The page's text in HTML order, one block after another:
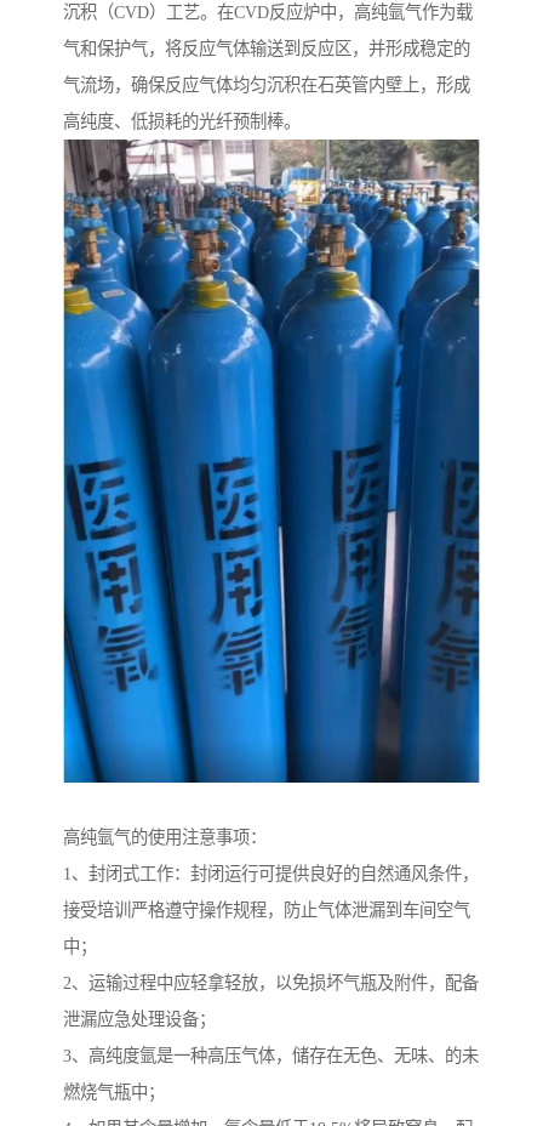
沉积（CVD）工艺。在CVD反应炉中，高纯氩气作为载
气和保护气，将反应气体输送到反应区，并形成稳定的
气流场，确保反应气体均匀沉积在石英管内壁上，形成
高纯度、低损耗的光纤预制棒。
高纯氩气的使用注意事项：
1、封闭式工作：封闭运行可提供良好的自然通风条件，
接受培训严格遵守操作规程，防止气体泄漏到车间空气
中；
2、运输过程中应轻拿轻放，以免损坏气瓶及附件，配备
泄漏应急处理设备；
3、高纯度氩是一种高压气体，储存在无色、无味、的未
燃烧气瓶中；